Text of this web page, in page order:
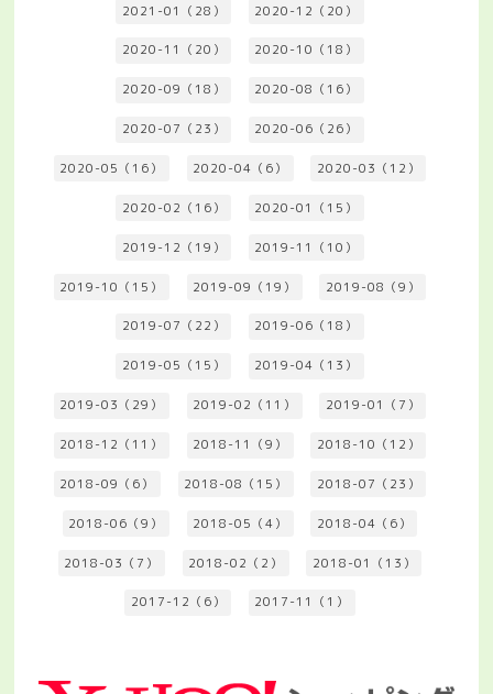
2021-01（28） 2020-12（20）
2020-11（20） 2020-10（18）
2020-09（18） 2020-08（16）
2020-07（23） 2020-06（26）
2020-05（16） 2020-04（6） 2020-03（12）
2020-02（16） 2020-01（15）
2019-12（19） 2019-11（10）
2019-10（15） 2019-09（19） 2019-08（9）
2019-07（22） 2019-06（18）
2019-05（15） 2019-04（13）
2019-03（29） 2019-02（11） 2019-01（7）
2018-12（11） 2018-11（9） 2018-10（12）
2018-09（6） 2018-08（15） 2018-07（23）
2018-06（9） 2018-05（4） 2018-04（6）
2018-03（7） 2018-02（2） 2018-01（13）
2017-12（6） 2017-11（1）